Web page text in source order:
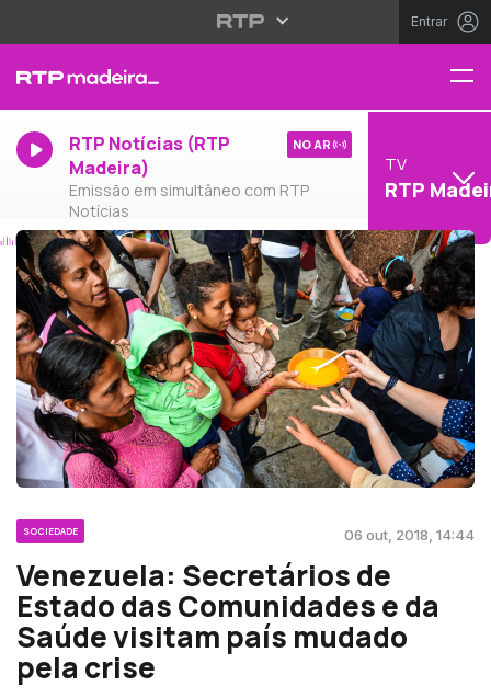
Entrar
RTP Notícias (RTP
Madeira)
Emissão em simultâneo com RTP
Notícias
NO AR
TV
RTP
SOCIEDADE 06 out, 2018, 14:44
Venezuela: Secretários de
Estado das Comunidades e da
Saúde visitam país mudado
pela crise